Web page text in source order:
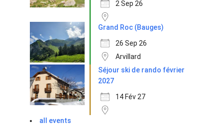
2 Sep 26
Grand Roc (Bauges)
26 Sep 26
Arvillard
Séjour ski de rando février
2027
14 Fév 27
all events